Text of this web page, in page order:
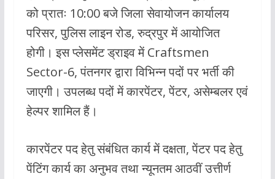
को प्रातः 10:00 बजे जिला सेवायोजन कार्यालय
परिसर, पुलिस लाइन रोड, रुद्रपुर में आयोजित
होगी। इस प्लेसमेंट ड्राइव में Craftsmen
Sector-6, पंतनगर द्वारा विभिन्न पदों पर भर्ती की
जाएगी। उपलब्ध पदों में कारपेंटर, पेंटर, असेम्बलर एवं
हेल्पर शामिल हैं।
कारपेंटर पद हेतु संबंधित कार्य में दक्षता, पेंटर पद हेतु
पेंटिंग कार्य का अनुभव तथा न्यूनतम आठवीं उत्तीर्ण